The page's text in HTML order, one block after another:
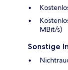
MBit/s)
Sonstige